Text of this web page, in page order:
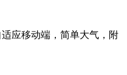
应移动端，简单大气，附